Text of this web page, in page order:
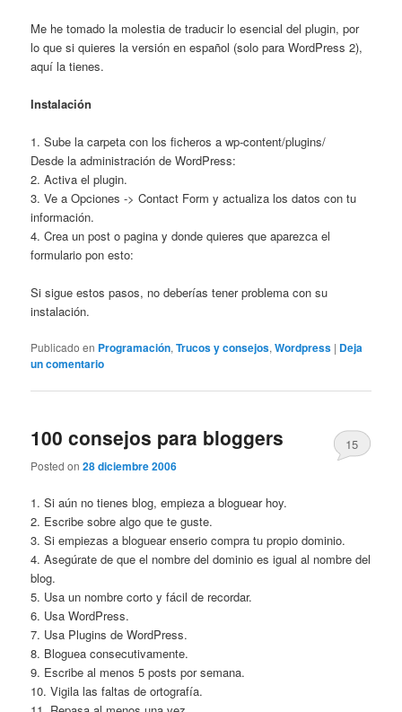
Me he tomado la molestia de traducir lo esencial del plugin, por
lo que si quieres la versión en español (solo para WordPress 2),
aquí la tienes.
Instalación
1. Sube la carpeta con los ficheros a wp-content/plugins/
Desde la administración de WordPress:
2. Activa el plugin.
3. Ve a Opciones -> Contact Form y actualiza los datos con tu
información.
4. Crea un post o pagina y donde quieres que aparezca el
formulario pon esto:
Si sigue estos pasos, no deberías tener problema con su
instalación.
Publicado en Programación,Trucos y consejos,Wordpress | Deja
un comentario
100 consejos para bloggers
Posted on28 diciembre 2006
15
1. Si aún no tienes blog, empieza a bloguear hoy.
2. Escribe sobre algo que te guste.
3. Si empiezas a bloguear enserio compra tu propio dominio.
4. Asegúrate de que el nombre del dominio es igual al nombre del
blog.
5. Usa un nombre corto y fácil de recordar.
6. Usa WordPress.
7. Usa Plugins de WordPress.
8. Bloguea consecutivamente.
9. Escribe al menos 5 posts por semana.
10. Vigila las faltas de ortografía.